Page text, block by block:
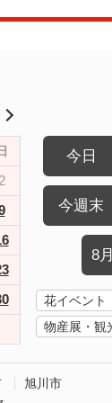
今日
今週末
8
花イベント
物産展・観
旭川市